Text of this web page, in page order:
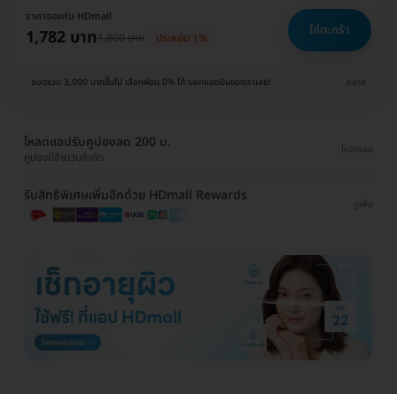
ราคาจองกับ HDmall
1,782 บาท1,800 บาท ประหยัด 1% ใส่ตะกร้า
ยอดรวม 3,000 บาทขึ้นไป เลือกผ่อน 0% ได้ บอกแอดมินของเราเลย! ขยาย
โหลดแอปรับคูปองลด 200 บ.
คูปองมีจำนวนจำกัด
โหลดเลย
รับสิทธิพิเศษเพิ่มอีกด้วย HDmall Rewards
ดูเพิ่ม